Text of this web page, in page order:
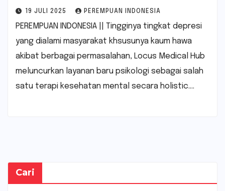
19 JULI 2025 PEREMPUAN INDONESIA
PEREMPUAN INDONESIA || Tingginya tingkat depresi
yang dialami masyarakat khsusunya kaum hawa
akibat berbagai permasalahan, Locus Medical Hub
meluncurkan layanan baru psikologi sebagai salah
satu terapi kesehatan mental secara holistic.…
Cari